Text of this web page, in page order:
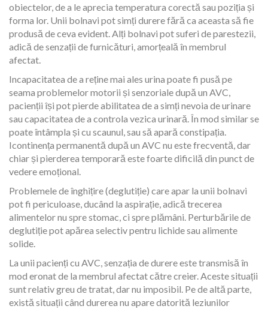
obiectelor, de a le aprecia temperatura corectă sau poziția și
forma lor. Unii bolnavi pot simți durere fără ca aceasta să fie
produsă de ceva evident. Alți bolnavi pot suferi de parestezii,
adică de senzații de furnicături, amorțeală în membrul
afectat.
Incapacitatea de a reține mai ales urina poate fi pusă pe
seama problemelor motorii și senzoriale după un AVC,
pacienții își pot pierde abilitatea de a simți nevoia de urinare
sau capacitatea de a controla vezica urinară. În mod similar se
poate întâmpla și cu scaunul, sau să apară constipația.
Icontinența permanentă după un AVC nu este frecventă, dar
chiar și pierderea temporară este foarte dificilă din punct de
vedere emoțional.
Problemele de înghițire (deglutiție) care apar la unii bolnavi
pot fi periculoase, ducând la aspirație, adică trecerea
alimentelor nu spre stomac, ci spre plămâni. Perturbările de
deglutiție pot apărea selectiv pentru lichide sau alimente
solide.
La unii pacienți cu AVC, senzația de durere este transmisă în
mod eronat de la membrul afectat către creier. Aceste situații
sunt relativ greu de tratat, dar nu imposibil. Pe de altă parte,
există situații când durerea nu apare datorită leziunilor